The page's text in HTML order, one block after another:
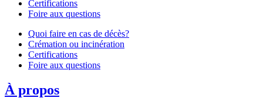
Certifications
Foire aux questions
Quoi faire en cas de décès?
Crémation ou incinération
Certifications
Foire aux questions
À propos